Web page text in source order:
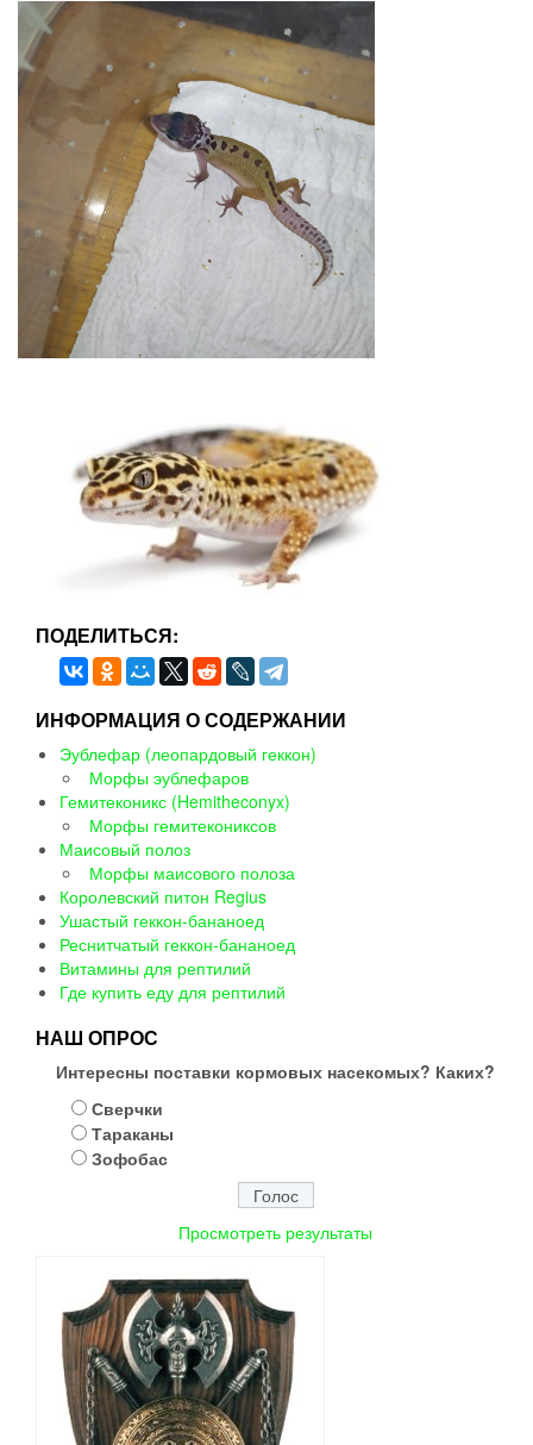
ПОДЕЛИТЬСЯ:
ИНФОРМАЦИЯ О СОДЕРЖАНИИ
Эублефар (леопардовый геккон)
Морфы эублефаров
Гемитеконикс (Hemitheconyx)
Морфы гемитекониксов
Маисовый полоз
Морфы маисового полоза
Королевский питон Regius
Ушастый геккон-бананоед
Реснитчатый геккон-бананоед
Витамины для рептилий
Где купить еду для рептилий
НАШ ОПРОС
Интересны поставки кормовых насекомых? Каких?
Сверчки
Тараканы
Зофобас
Просмотреть результаты